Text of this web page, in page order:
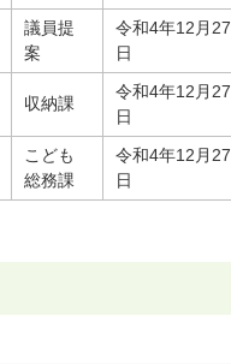
議員提
案
令和4年12月27
日
収納課
令和4年12月27
日
こども
総務課
令和4年12月27
日